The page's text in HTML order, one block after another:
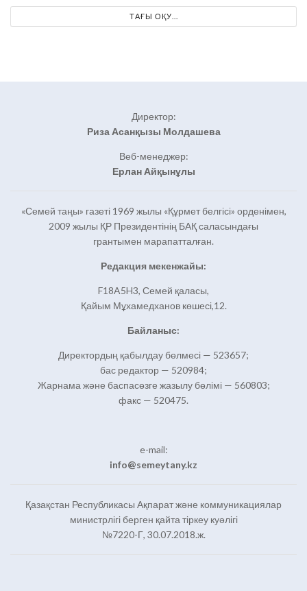
ТАҒЫ ОҚУ...
Директор:
Риза Асанқызы Молдашева
Веб-менеджер:
Ерлан Айқынұлы
«Семей таңы» газеті 1969 жылы «Құрмет белгісі» орденімен,
2009 жылы ҚР Президентінің БАҚ саласындағы
грантымен марапатталған.
Редакция мекенжайы:
F18A5H3, Семей қаласы,
Қайым Мұхамедханов көшесі,12.
Байланыс:
Директордың қабылдау бөлмесі — 523657;
бас редактор — 520984;
Жарнама және баспасөзге жазылу бөлімі — 560803;
факс — 520475.
e-mail:
info@semeytany.kz
Қазақстан Республикасы Ақпарат және коммуникациялар
министрлігі берген қайта тіркеу куәлігі
№7220-Г, 30.07.2018.ж.